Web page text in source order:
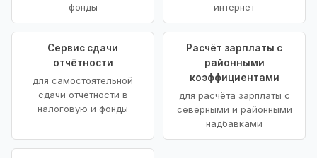
фонды
интернет
Сервис сдачи
отчётности
для самостоятельной
сдачи отчётности в
налоговую и фонды
Расчёт зарплаты с
районными
коэффициентами
для расчёта зарплаты с
северными и районными
надбавками